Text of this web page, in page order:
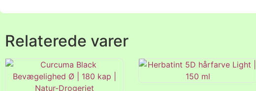
Relaterede varer